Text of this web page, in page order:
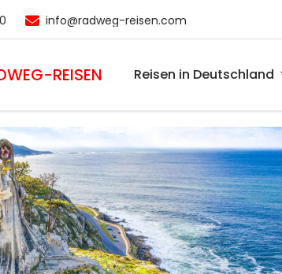
info@radweg-reisen.com
-REISEN Reisen in Deutschland